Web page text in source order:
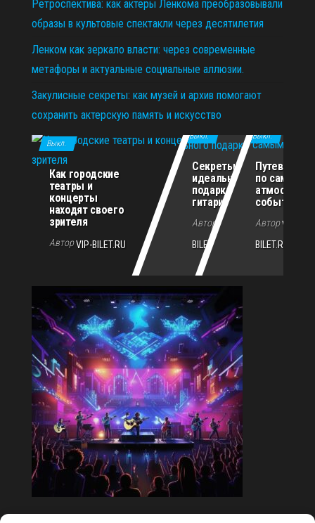
Ретроспектива: как актеры Ленкома преобразовывали
образы в культовые спектакли через десятилетия
Ленком как зеркало власти: через современные
метафоры и актуальные социальные аллюзии.
Закулисные секреты: как музей и архив помогают
сохранить актерскую память и искусство
02.07.2026
Выкл.
Как городские
театры и
концерты
находят своего
зрителя
АвторVIP-BILET.RU
11.12.2025
Выкл.
Секреты
идеального
подарка для
гитариста
Автор VIP-
BILET.RU
Выкл.
по самым
событиям
АвторVIP-
BILET.RU